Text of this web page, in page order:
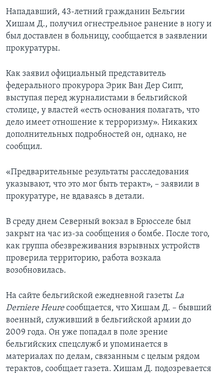
Нападавший, 43-летний гражданин Бельгии
Хишам Д., получил огнестрельное ранение в ногу и
был доставлен в больницу, сообщается в заявлении
прокуратуры.
Как заявил официальный представитель
федерального прокурора Эрик Ван Дер Сипт,
выступая перед журналистами в бельгийской
столице, у властей «есть основания полагать, что
дело имеет отношение к терроризму». Никаких
дополнительных подробностей он, однако, не
сообщил.
«Предварительные результаты расследования
указывают, что это мог быть теракт», – заявили в
прокуратуре, не вдаваясь в детали.
В среду днем Северный вокзал в Брюсселе был
закрыт на час из-за сообщения о бомбе. После того,
как группа обезвреживания взрывных устройств
проверила территорию, работа возкала
возобновилась.
На сайте бельгийской ежедневной газеты La
Derniere Heureсообщается, что Хишам Д. – бывший
военный, служивший в бельгийской армии до
2009 года. Он уже попадал в поле зрение
бельгийских спецслужб и упоминается в
материалах по делам, связанным с целым рядом
терактов, сообщает газета. Хишам Д. подозревается